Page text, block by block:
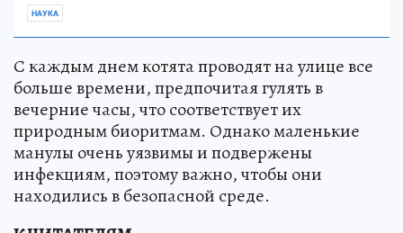
НАУКА
С каждым днем котята проводят на улице все
больше времени, предпочитая гулять в
вечерние часы, что соответствует их
природным биоритмам. Однако маленькие
манулы очень уязвимы и подвержены
инфекциям, поэтому важно, чтобы они
находились в безопасной среде.